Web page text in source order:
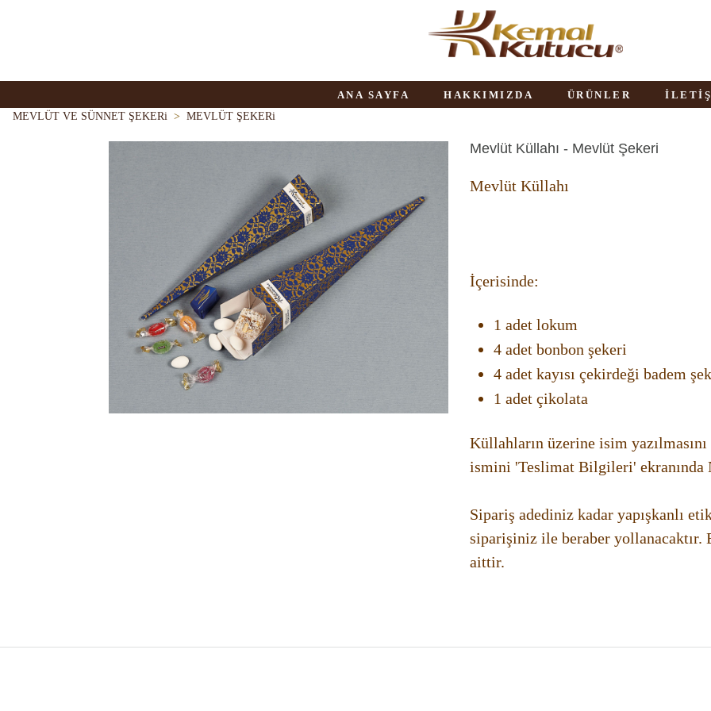
ANA SAYFA HAKKIMIZDA ÜRÜNLER
MEVLÜT VE SÜNNET ŞEKERi > MEVLÜT ŞEKERi
Mevlüt Küllahı - Mevlüt Şekeri
Mevlüt Küllahı
İçerisinde:
1 adet lokum
4 adet bonbon şekeri
4 adet kayısı çekirdeği badem
1 adet çikolata
Küllahların üzerine isim
ismini 'Teslimat Bilgileri' ekranında
Sipariş adediniz kadar yapışkanlı
siparişiniz ile beraber
aittir.